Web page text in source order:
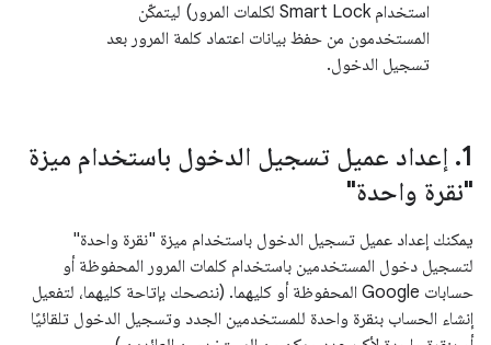
استخدام Smart Lock لكلمات المرور) ليتمكّن
المستخدمون من حفظ بيانات اعتماد كلمة المرور بعد
تسجيل الدخول.
‫1
. إعداد عميل تسجيل الدخول باستخدام ميزة
"نقرة واحدة"
يمكنك إعداد عميل تسجيل الدخول باستخدام ميزة "نقرة واحدة"
لتسجيل دخول المستخدمين باستخدام كلمات المرور المحفوظة أو
حسابات Google المحفوظة أو كليهما. (ننصحك بإتاحة كليهما، لتفعيل
إنشاء الحساب بنقرة واحدة للمستخدمين الجدد وتسجيل الدخول تلقائيًا